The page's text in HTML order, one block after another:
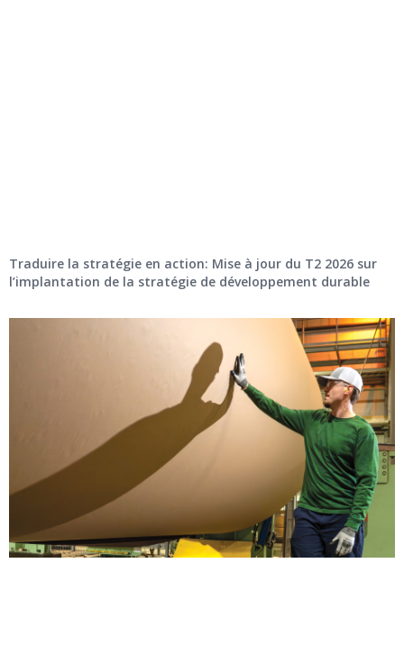
Traduire la stratégie en action: Mise à jour du T2 2026 sur
l’implantation de la stratégie de développement durable